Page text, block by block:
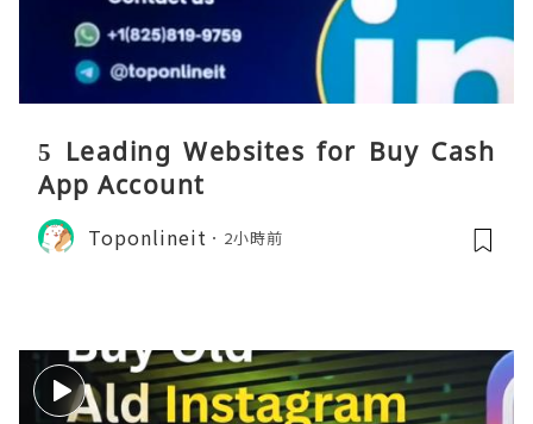
5 Leading Websites for Buy Cash
App Account
Toponlineit 2小時前